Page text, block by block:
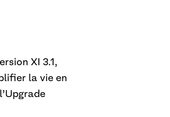
XI 3.1,
la vie en